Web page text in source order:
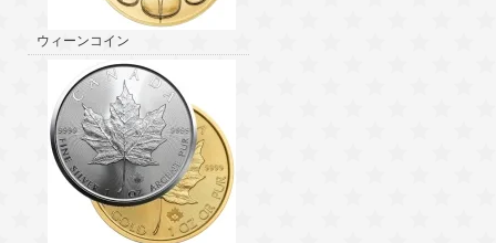
ウィーンコイン